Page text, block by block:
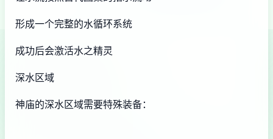
形成一个完整的水循环系统
成功后会激活水之精灵
深水区域
神庙的深水区域需要特殊装备：